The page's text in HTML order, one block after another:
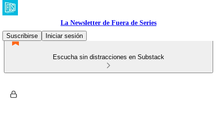
La Newsletter de Fuera de Series
Suscribirse
Iniciar sesión
Escucha sin distracciones en Substack